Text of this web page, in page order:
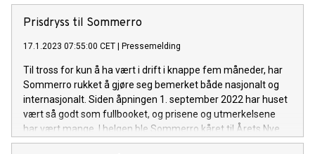
Prisdryss til Sommerro
17.1.2023 07:55:00 CET Pressemelding
Til tross for kun å ha vært i drift i knappe fem måneder, har
Sommerro rukket å gjøre seg bemerket både nasjonalt og
internasjonalt. Siden åpningen 1. september 2022 har huset
vært så godt som fullbooket, og prisene og utmerkelsene
har vært mange. I helgen ble Sommerro kåret til Årets Nye
Hotell.